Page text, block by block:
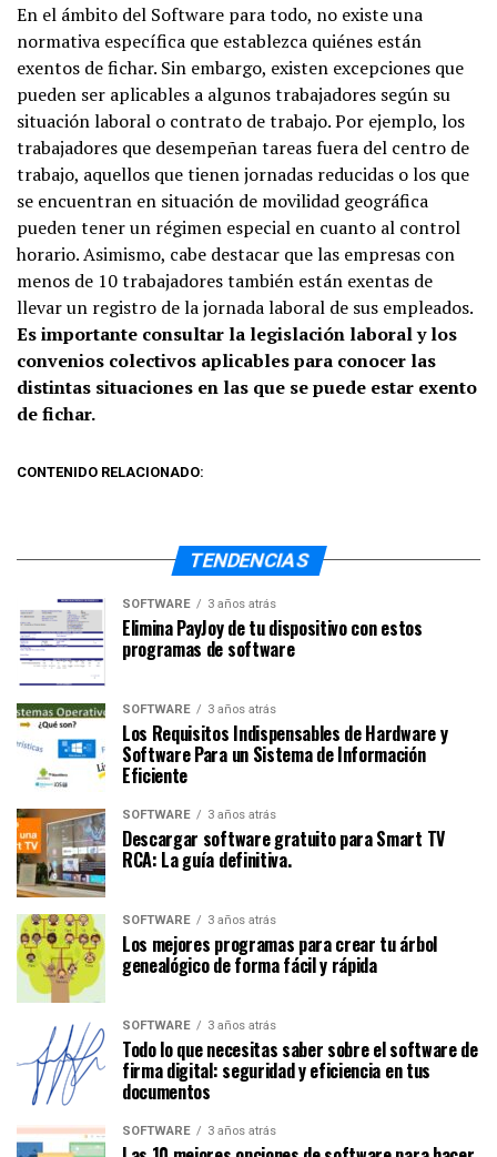
En el ámbito del Software para todo, no existe una
normativa específica que establezca quiénes están
exentos de fichar. Sin embargo, existen excepciones que
pueden ser aplicables a algunos trabajadores según su
situación laboral o contrato de trabajo. Por ejemplo, los
trabajadores que desempeñan tareas fuera del centro de
trabajo, aquellos que tienen jornadas reducidas o los que
se encuentran en situación de movilidad geográfica
pueden tener un régimen especial en cuanto al control
horario. Asimismo, cabe destacar que las empresas con
menos de 10 trabajadores también están exentas de
llevar un registro de la jornada laboral de sus empleados.
Es importante consultar la legislación laboral y los
convenios colectivos aplicables para conocer las
distintas situaciones en las que se puede estar exento
de fichar.
CONTENIDO RELACIONADO:
TENDENCIAS
SOFTWARE 3 años atrás
Elimina PayJoy de tu dispositivo con estos
programas de software
SOFTWARE 3 años atrás
Los Requisitos Indispensables de Hardware y
Software Para un Sistema de Información
Eficiente
SOFTWARE 3 años atrás
Descargar software gratuito para Smart TV
RCA: La guía definitiva.
SOFTWARE 3 años atrás
Los mejores programas para crear tu árbol
genealógico de forma fácil y rápida
SOFTWARE 3 años atrás
Todo lo que necesitas saber sobre el software de
firma digital: seguridad y eficiencia en tus
documentos
SOFTWARE 3 años atrás